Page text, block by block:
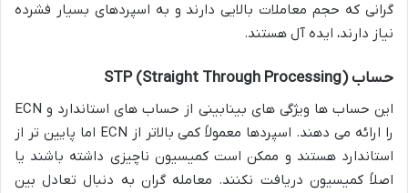
گرانی که حجم معاملات بالایی دارند و به اسپردهای بسیار فشرده
نیاز دارند، ایده آل هستند.
حساب STP (Straight Through Processing)
این حساب ها ویژگی های بینابینی از حساب های استاندارد و ECN
را ارائه می دهند. اسپردها معمولاً کمی بالاتر از ECN اما پایین تر از
استاندارد هستند و ممکن است کمیسیون ناچیزی داشته باشند یا
اصلاً کمیسیون دریافت نکنند. معامله گران به دنبال تعادل بین